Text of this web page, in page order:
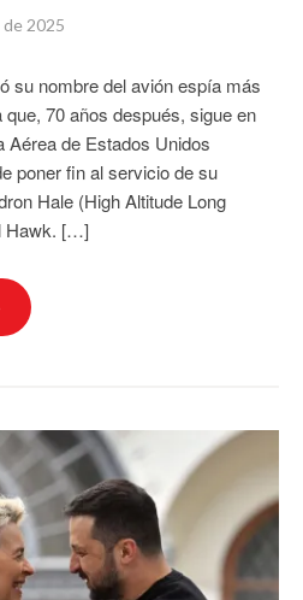
2025
su nombre del avión espía más
70 años después, sigue en
Aérea de Estados Unidos
poner fin al servicio de su
Hale (High Altitude Long
Hawk. […]